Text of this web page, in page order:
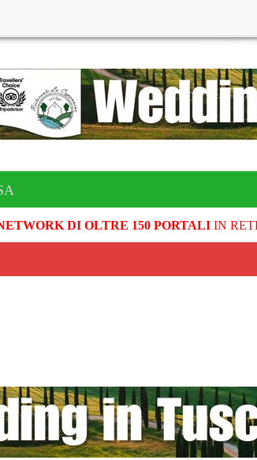
DI OLTRE 150 PORTALIIN